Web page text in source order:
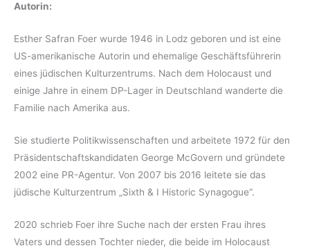
Autorin:
Esther Safran Foer wurde 1946 in Lodz geboren und ist eine
US-amerikanische Autorin und ehemalige Geschäftsführerin
eines jüdischen Kulturzentrums. Nach dem Holocaust und
einige Jahre in einem DP-Lager in Deutschland wanderte die
Familie nach Amerika aus.
Sie studierte Politikwissenschaften und arbeitete 1972 für den
Präsidentschaftskandidaten George McGovern und gründete
2002 eine PR-Agentur. Von 2007 bis 2016 leitete sie das
jüdische Kulturzentrum „Sixth & I Historic Synagogue“.
2020 schrieb Foer ihre Suche nach der ersten Frau ihres
Vaters und dessen Tochter nieder, die beide im Holocaust